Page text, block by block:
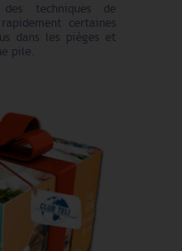
techniques de
certaines
dans les pièges et
pile.